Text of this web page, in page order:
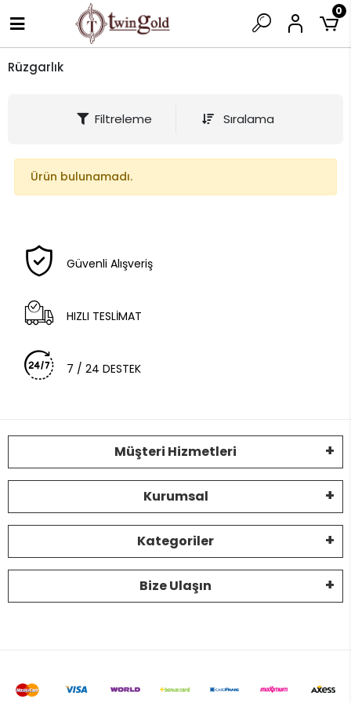
0
Rüzgarlık
Filtreleme Sıralama
Ürün bulunamadı.
Güvenli Alışveriş
HIZLI TESLİMAT
7 / 24 DESTEK
Müşteri Hizmetleri
Kurumsal
Kategoriler
Bize Ulaşın